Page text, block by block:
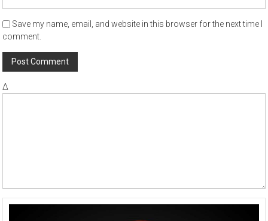
Save my name, email, and website in this browser for the next time I
comment.
Δ